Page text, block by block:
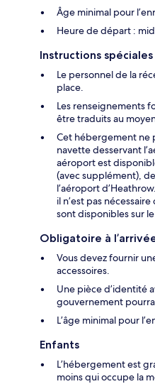
Âge minimal pour
Heure de départ :
Instructions
Le personnel de la
place.
Les renseignements
être traduits au
Cet hébergement ne
navette desservant
aéroport est
(avec supplément),
l’aéroport
il n’est pas
sont disponibles sur
Obligatoire à
Vous devez fournir
accessoires.
Une pièce d’identité
gouvernement
L’âge minimal pour
Enfants
L’hébergement est
moins qui occupe la